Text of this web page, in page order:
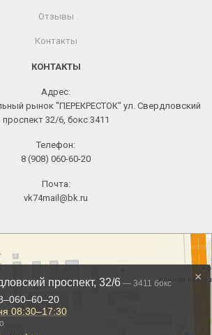
Отзывы
Контакты
КОНТАКТЫ
Адрес:
рынок "ПЕРЕКРЕСТОК" ул. Свердловский
проспект 32/6, бокс 3411
Телефон:
8 (908) 060-60-20
Почта:
vk74mail@bk.ru